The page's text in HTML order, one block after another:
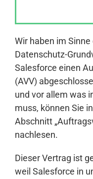
Wir haben im
Datenschutz-
Salesforce einen
(AVV)
und vor allem was
muss, können Sie
Abschnitt
nachlesen.
Dieser Vertrag ist
weil Salesforce in